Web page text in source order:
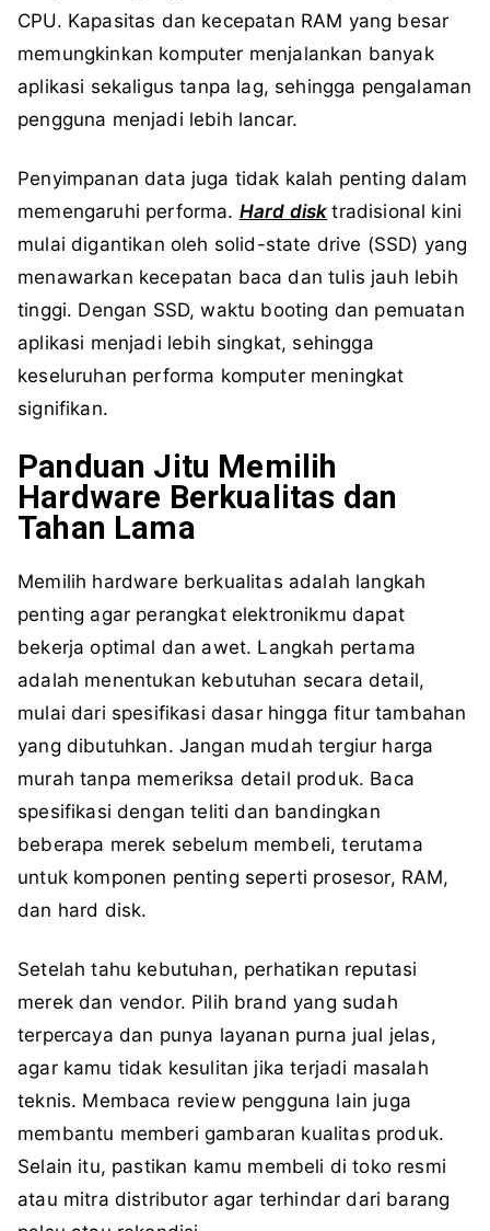
CPU. Kapasitas dan kecepatan RAM yang besar
memungkinkan komputer menjalankan banyak
aplikasi sekaligus tanpa lag, sehingga pengalaman
pengguna menjadi lebih lancar.
Penyimpanan data juga tidak kalah penting dalam
memengaruhi performa. Hard disk tradisional kini
mulai digantikan oleh solid-state drive (SSD) yang
menawarkan kecepatan baca dan tulis jauh lebih
tinggi. Dengan SSD, waktu booting dan pemuatan
aplikasi menjadi lebih singkat, sehingga
keseluruhan performa komputer meningkat
signifikan.
Panduan Jitu Memilih
Hardware Berkualitas dan
Tahan Lama
Memilih hardware berkualitas adalah langkah
penting agar perangkat elektronikmu dapat
bekerja optimal dan awet. Langkah pertama
adalah menentukan kebutuhan secara detail,
mulai dari spesifikasi dasar hingga fitur tambahan
yang dibutuhkan. Jangan mudah tergiur harga
murah tanpa memeriksa detail produk. Baca
spesifikasi dengan teliti dan bandingkan
beberapa merek sebelum membeli, terutama
untuk komponen penting seperti prosesor, RAM,
dan hard disk.
Setelah tahu kebutuhan, perhatikan reputasi
merek dan vendor. Pilih brand yang sudah
terpercaya dan punya layanan purna jual jelas,
agar kamu tidak kesulitan jika terjadi masalah
teknis. Membaca review pengguna lain juga
membantu memberi gambaran kualitas produk.
Selain itu, pastikan kamu membeli di toko resmi
atau mitra distributor agar terhindar dari barang